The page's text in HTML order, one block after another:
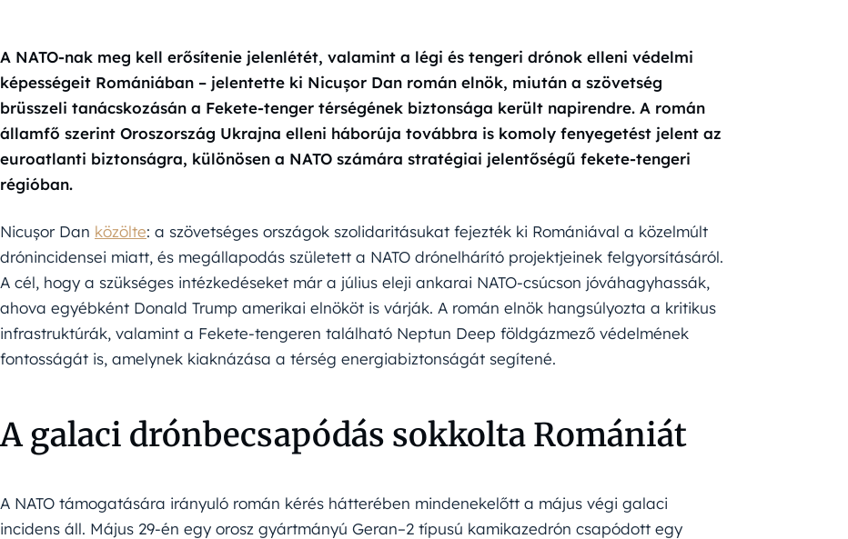
A NATO-nak meg kell erősítenie jelenlétét, valamint a légi és tengeri drónok elleni védelmi
képességeit Romániában – jelentette ki Nicușor Dan román elnök, miután a szövetség
brüsszeli tanácskozásán a Fekete-tenger térségének biztonsága került napirendre. A román
államfő szerint Oroszország Ukrajna elleni háborúja továbbra is komoly fenyegetést jelent az
euroatlanti biztonságra, különösen a NATO számára stratégiai jelentőségű fekete-tengeri
régióban.
Nicușor Dan közölte: a szövetséges országok szolidaritásukat fejezték ki Romániával a közelmúlt
drónincidensei miatt, és megállapodás született a NATO drónelhárító projektjeinek felgyorsításáról.
A cél, hogy a szükséges intézkedéseket már a július eleji ankarai NATO-csúcson jóváhagyhassák,
ahova egyébként Donald Trump amerikai elnököt is várják. A román elnök hangsúlyozta a kritikus
infrastruktúrák, valamint a Fekete-tengeren található Neptun Deep földgázmező védelmének
fontosságát is, amelynek kiaknázása a térség energiabiztonságát segítené.
A galaci drónbecsapódás sokkolta Romániát
A NATO támogatására irányuló román kérés hátterében mindenekelőtt a május végi galaci
incidens áll. Május 29-én egy orosz gyártmányú Geran–2 típusú kamikazedrón csapódott egy